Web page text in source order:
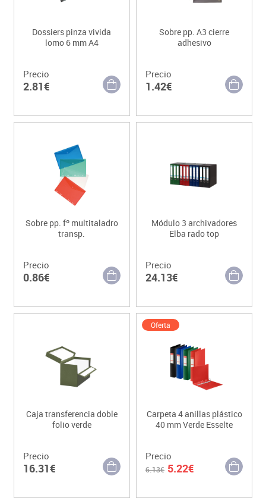
Dossiers pinza vivida
lomo 6 mm A4
Precio
2.81€
Sobre pp. A3 cierre
adhesivo
Precio
1.42€
Sobre pp. fº multitaladro
transp.
Precio
0.86€
Módulo 3 archivadores
Elba rado top
Precio
24.13€
Caja transferencia doble
folio verde
Precio
16.31€
Oferta
Carpeta 4 anillas plástico
40 mm Verde Esselte
Precio
6.13€ 5.22€